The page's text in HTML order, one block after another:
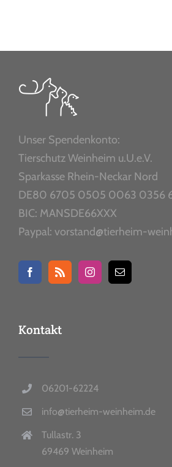
Unser Spendenkonto:
Tierschutz Weinheim u.U.e.V.
Sparkasse Rhein-Neckar Nord
DE80 6705 0505 0063 0356
BIC: MANSDE66XXX
Paypal: vorstand@tierheim-
Kontakt
06201-62224
info@tierheim-weinheim.de
Tullastr. 3
69469 Weinheim